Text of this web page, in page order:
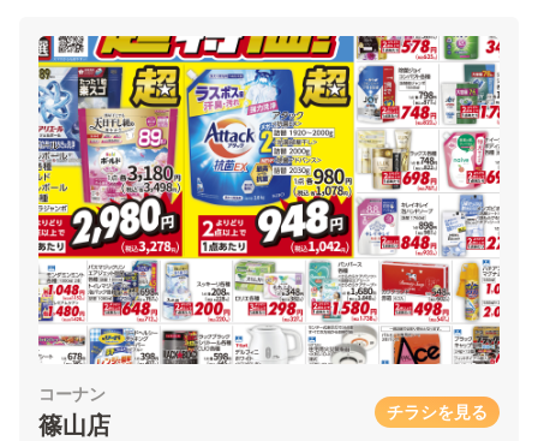
コーナン
篠山店 チラシを見る